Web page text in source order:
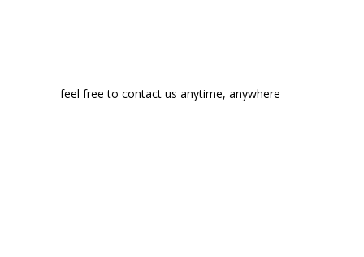
feel free to contact us anytime, anywhere